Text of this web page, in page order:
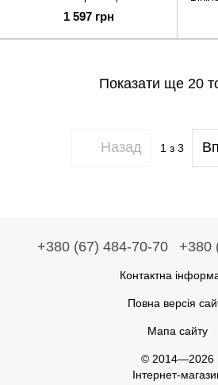
1 597 грн
Показати ще 20
Назад 1 з 3
+380 (67) 484-70-70 +380
Контактна
Повна версія
Мапа сайту
© 2014—2026
Інтернет-